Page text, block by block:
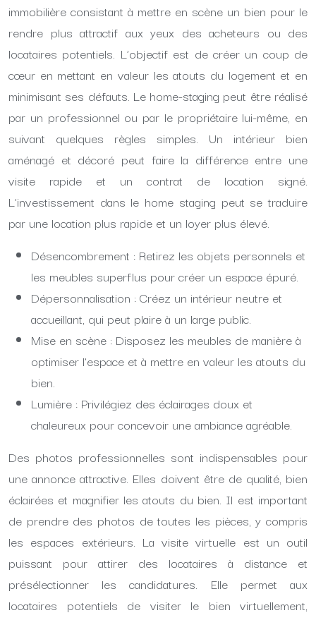
immobilière consistant à mettre en scène un bien pour le
rendre plus attractif aux yeux des acheteurs ou des
locataires potentiels. L’objectif est de créer un coup de
cœur en mettant en valeur les atouts du logement et en
minimisant ses défauts. Le home-staging peut être réalisé
par un professionnel ou par le propriétaire lui-même, en
suivant quelques règles simples. Un intérieur bien
aménagé et décoré peut faire la différence entre une
visite rapide et un contrat de location signé.
L’investissement dans le home staging peut se traduire
par une location plus rapide et un loyer plus élevé.
Désencombrement : Retirez les objets personnels et
les meubles superflus pour créer un espace épuré.
Dépersonnalisation : Créez un intérieur neutre et
accueillant, qui peut plaire à un large public.
Mise en scène : Disposez les meubles de manière à
optimiser l’espace et à mettre en valeur les atouts du
bien.
Lumière : Privilégiez des éclairages doux et
chaleureux pour concevoir une ambiance agréable.
Des photos professionnelles sont indispensables pour
une annonce attractive. Elles doivent être de qualité, bien
éclairées et magnifier les atouts du bien. Il est important
de prendre des photos de toutes les pièces, y compris
les espaces extérieurs. La visite virtuelle est un outil
puissant pour attirer des locataires à distance et
présélectionner les candidatures. Elle permet aux
locataires potentiels de visiter le bien virtuellement,